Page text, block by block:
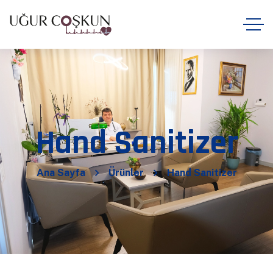
Hand Sanitizer
Ana Sayfa Ürünler Hand Sanitizer